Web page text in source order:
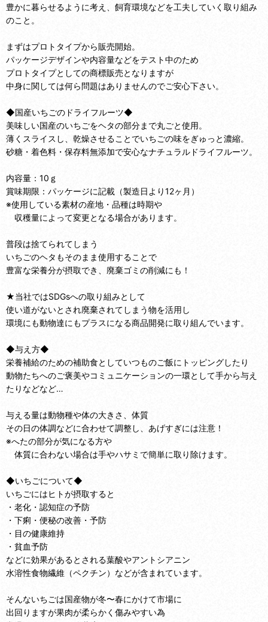
豊かに暮らせるように考え、飼育環境などを工夫していく取り組み
のこと。
まずはプロトタイプから販売開始。
パッケージデザインや内容量などをテスト中のため
プロトタイプとしての商標販売となりますが
中身に関しては何ら問題はありませんのでご安心下さい。
◆国産いちごのドライフルーツ◆
美味しい国産のいちごをヘタの部分まで丸ごと使用。
薄くスライスし、乾燥させることでいちごの味をぎゅっと濃縮。
砂糖・着色料・保存料無添加で安心なナチュラルドライフルーツ。
内容量：10ｇ
賞味期限：パッケージに記載（製造日より12ヶ月）
※使用している素材の産地・品種は時期や
収穫量によって変更となる場合があります。
普段は捨てられてしまう
いちごのヘタもそのまま使用することで
豊富な栄養分が摂取でき、廃棄ゴミの削減にも！
★当社ではSDGsへの取り組みとして
使い道がないとされ廃棄されてしまう物を活用し
環境にも動物達にもプラスになる商品開発に取り組んでいます。
◆与え方◆
栄養補給のための補助食としていつものご飯にトッピングしたり
動物たちへのご褒美やコミュニケーションの一環として手から与え
たりなどなど…
与える量は動物種や体の大きさ、体質
その日の体調などに合わせて調整し、あげすぎには注意！
※へたの部分が気になる方や
体質に合わない場合は手やハサミで簡単に取り除けます。
◆いちごについて◆
いちごにはヒトが摂取すると
・老化・認知症の予防
・下痢・便秘の改善・予防
・目の健康維持
・貧血予防
などに効果があるとされる葉酸やアントシアニン
水溶性食物繊維（ペクチン）などが含まれています。
そんないちごは国産物が冬〜春にかけて市場に
出回りますが果肉が柔らかく傷みやすい為